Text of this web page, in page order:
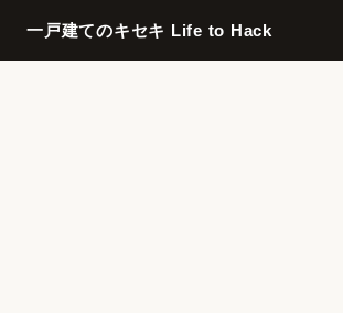
一戸建てのキセキ Life to Hack